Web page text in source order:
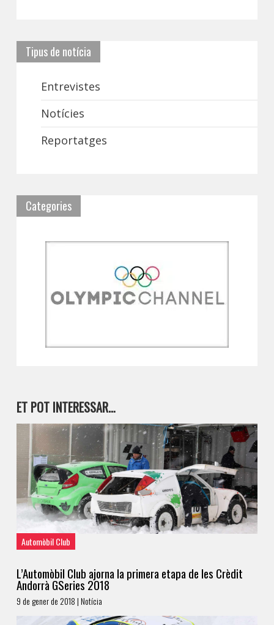
Tipus de notícia
Entrevistes
Notícies
Reportatges
Categories
ET POT INTERESSAR…
Automòbil Club
L’Automòbil Club ajorna la primera etapa de les Crèdit
Andorrà GSeries 2018
9 de gener de 2018 | Notícia